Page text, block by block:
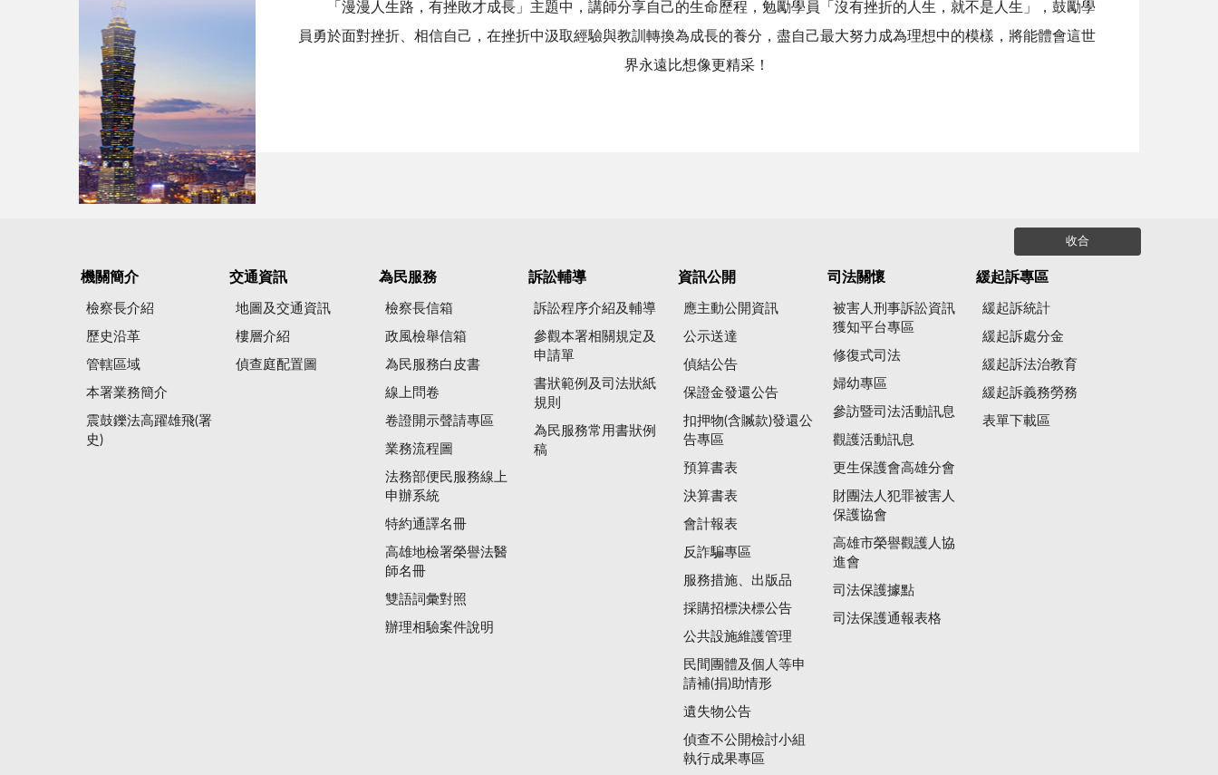
「漫漫人生路，有挫敗才成長」主題中，講師分享自己的生命歷程，勉勵學員「沒有挫折的人生，就不是人生」，鼓勵學
員勇於面對挫折、相信自己，在挫折中汲取經驗與教訓轉換為成長的養分，盡自己最大努力成為理想中的模樣，將能體會這世
界永遠比想像更精采！
收合
機關簡介
檢察長介紹
歷史沿革
管轄區域
本署業務簡介
震鼓鑠法高躍雄飛(署
史)
交通資訊
地圖及交通資訊
樓層介紹
偵查庭配置圖
為民服務
檢察長信箱
政風檢舉信箱
為民服務白皮書
線上問卷
卷證開示聲請專區
業務流程圖
法務部便民服務線上
申辦系統
特約通譯名冊
高雄地檢署榮譽法醫
師名冊
雙語詞彙對照
辦理相驗案件說明
訴訟輔導
訴訟程序介紹及輔導
參觀本署相關規定及
申請單
書狀範例及司法狀紙
規則
為民服務常用書狀例
稿
資訊公開
應主動公開資訊
公示送達
偵結公告
保證金發還公告
扣押物(含贓款)發還公
告專區
預算書表
決算書表
會計報表
反詐騙專區
服務措施、出版品
採購招標決標公告
公共設施維護管理
民間團體及個人等申
請補(捐)助情形
遺失物公告
偵查不公開檢討小組
執行成果專區
司法關懷
被害人刑事訴訟資訊
獲知平台專區
修復式司法
婦幼專區
參訪暨司法活動訊息
觀護活動訊息
更生保護會高雄分會
財團法人犯罪被害人
保護協會
高雄市榮譽觀護人協
進會
司法保護據點
司法保護通報表格
緩起訴專區
緩起訴統計
緩起訴處分金
緩起訴法治教育
緩起訴義務勞務
表單下載區